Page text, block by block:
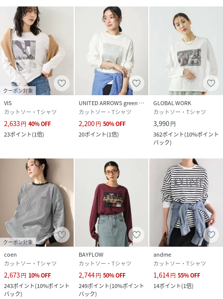
クーポン対象
VIS
カットソー・Tシャツ
2,633円 40%OFF
23ポイント(1倍)
UNITED ARROWS green label relaxing
カットソー・Tシャツ
2,200円 50%OFF
20ポイント(1倍)
GLOBAL WORK
カットソー・Tシャツ
3,990円
362ポイント(10%ポイント
バック)
クーポン対象
coen
カットソー・Tシャツ
2,673円 10%OFF
243ポイント(10%ポイント
バック)
BAYFLOW
カットソー・Tシャツ
2,744円 50%OFF
249ポイント(10%ポイント
バック)
andme
カットソー・Tシャツ
1,614円 55%OFF
14ポイント(1倍)